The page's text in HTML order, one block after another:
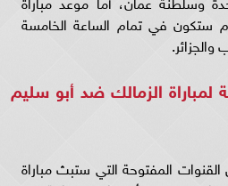
ستكون في تمام الساعة الخامسة
لمباراة الزمالك ضد أبو سليم
المفتوحة التي ستبث مباراة